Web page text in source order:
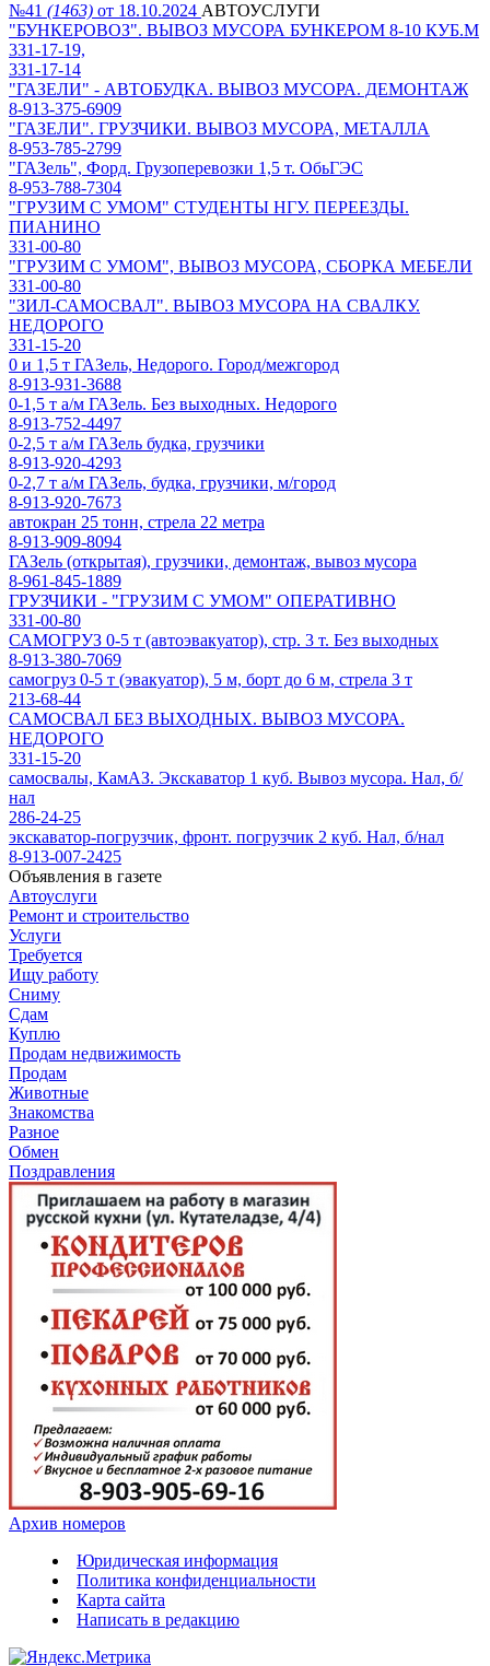
№41 (1463) от 18.10.2024 АВТОУСЛУГИ
"БУНКЕРОВОЗ". ВЫВОЗ МУСОРА БУНКЕРОМ 8-10 КУБ.М
331-17-19,
331-17-14
"ГАЗЕЛИ" - АВТОБУДКА. ВЫВОЗ МУСОРА. ДЕМОНТАЖ
8-913-375-6909
"ГАЗЕЛИ". ГРУЗЧИКИ. ВЫВОЗ МУСОРА, МЕТАЛЛА
8-953-785-2799
"ГАЗель", Форд. Грузоперевозки 1,5 т. ОбьГЭС
8-953-788-7304
"ГРУЗИМ С УМОМ" СТУДЕНТЫ НГУ. ПЕРЕЕЗДЫ.
ПИАНИНО
331-00-80
"ГРУЗИМ С УМОМ", ВЫВОЗ МУСОРА, СБОРКА МЕБЕЛИ
331-00-80
"ЗИЛ-САМОСВАЛ". ВЫВОЗ МУСОРА НА СВАЛКУ.
НЕДОРОГО
331-15-20
0 и 1,5 т ГАЗель, Недорого. Город/межгород
8-913-931-3688
0-1,5 т а/м ГАЗель. Без выходных. Недорого
8-913-752-4497
0-2,5 т а/м ГАЗель будка, грузчики
8-913-920-4293
0-2,7 т а/м ГАЗель, будка, грузчики, м/город
8-913-920-7673
автокран 25 тонн, стрела 22 метра
8-913-909-8094
ГАЗель (открытая), грузчики, демонтаж, вывоз мусора
8-961-845-1889
ГРУЗЧИКИ - "ГРУЗИМ С УМОМ" ОПЕРАТИВНО
331-00-80
САМОГРУЗ 0-5 т (автоэвакуатор), стр. 3 т. Без выходных
8-913-380-7069
самогруз 0-5 т (эвакуатор), 5 м, борт до 6 м, стрела 3 т
213-68-44
САМОСВАЛ БЕЗ ВЫХОДНЫХ. ВЫВОЗ МУСОРА.
НЕДОРОГО
331-15-20
самосвалы, КамАЗ. Экскаватор 1 куб. Вывоз мусора. Нал, б/
нал
286-24-25
экскаватор-погрузчик, фронт. погрузчик 2 куб. Нал, б/нал
8-913-007-2425
Объявления в газете
Автоуслуги
Ремонт и строительство
Услуги
Требуется
Ищу работу
Сниму
Сдам
Куплю
Продам недвижимость
Продам
Животные
Знакомства
Разное
Обмен
Поздравления
Архив номеров
Юридическая информация
Политика конфиденциальности
Карта сайта
Написать в редакцию